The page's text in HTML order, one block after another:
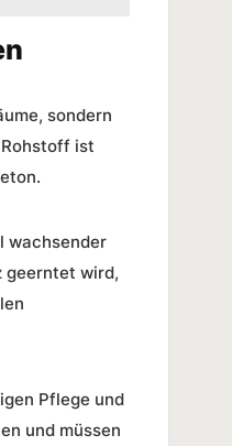
, sondern
ist
wachsender
geerntet wird,
Pflege und
und müssen